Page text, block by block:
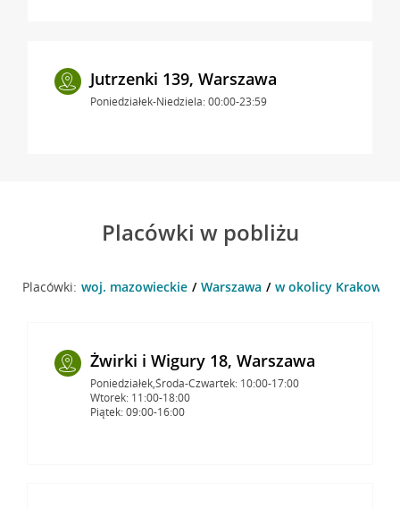
Jutrzenki 139, Warszawa
Poniedziałek-Niedziela: 00:00-23:59
Placówki w pobliżu
Placówki: woj. mazowieckie Warszawa w okolicy
Żwirki i Wigury 18, Warszawa
Poniedziałek,Środa-Czwartek: 10:00-17:00
Wtorek: 11:00-18:00
Piątek: 09:00-16:00